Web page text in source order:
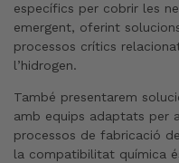
específics per cobrir les
emergent, oferint
processos crítics
l’hidrogen.
També presentarem
amb equips adaptats per
processos de fabricació
la compatibilitat química